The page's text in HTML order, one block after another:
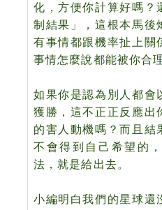
化，方便你計算好嗎？
制結果」，這根本馬後
有事情都跟機率扯上關
事情怎麼說都能被你合
如果你是認為別人都會
獲勝，這不正正反應出
的害人動機嗎？而且結
不會得到自己希望的
法，就是給出去。
小編明白我們的星球還